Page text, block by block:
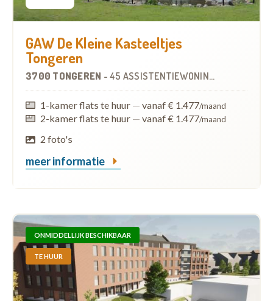
GAW De Kleine Kasteeltjes
Tongeren
3700 TONGEREN - 45 ASSISTENTIEWONINGEN
1-kamer flats te huur — vanaf € 1.477/maand
2-kamer flats te huur — vanaf € 1.477/maand
2 foto's
meer informatie
ONMIDDELLIJK BESCHIKBAAR
TE HUUR